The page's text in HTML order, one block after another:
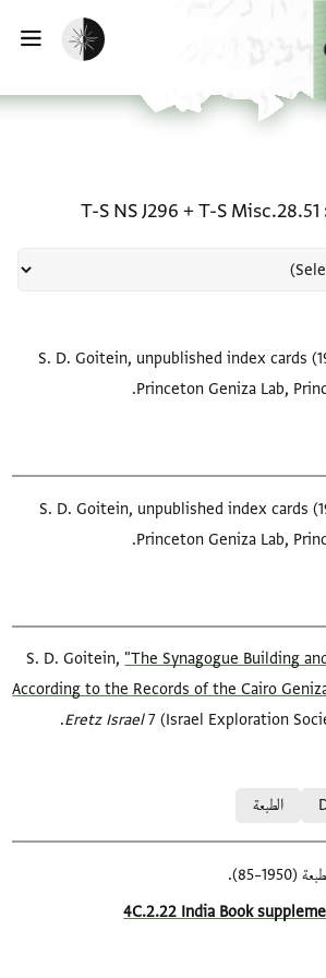
تفعيل الوضع المظلم
T-S Misc.28.51
+
T-S NS J296
S. D. Goitein, unpublished index cards
Princeton Geniza Lab,
S. D. Goitein, unpublished index cards
Princeton Geniza Lab,
S. D. Goitein,"The Synagogue Building
According to the Records of the Cairo
Eretz Israel‎7 (Israel Exploration
الطبعة
4C.2.22 India Book